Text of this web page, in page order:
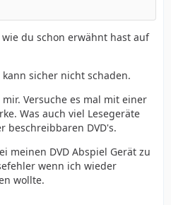
du schon erwähnt hast auf
sicher nicht schaden.
Versuche es mal mit einer
Was auch viel Lesegeräte
beschreibbaren DVD's.
meinen DVD Abspiel Gerät zu
wenn ich wieder
wollte.